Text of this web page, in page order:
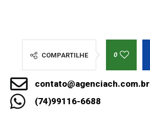
COMPARTILHE 0
contato@agenciach.com.br
(74)99116-6688